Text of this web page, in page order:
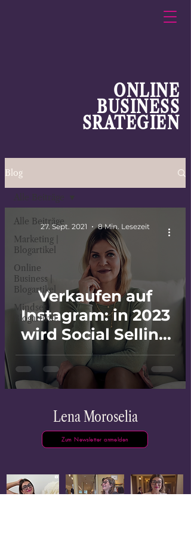
ONLINE
BUSINESS
SRATEGIEN
Blog
Alle Beiträge
Marketing |
Blogartikel
Online
Business |
Blogartikel
Mindset |
Blogartikel
Alle Beiträge
Verkaufen auf
Instagram: in 2023
wird Social Selling
beliebter denn
27. Sept. 2021 8 Min. Lesezeit
Lena Moroselia
Zum Newsletter anmelden